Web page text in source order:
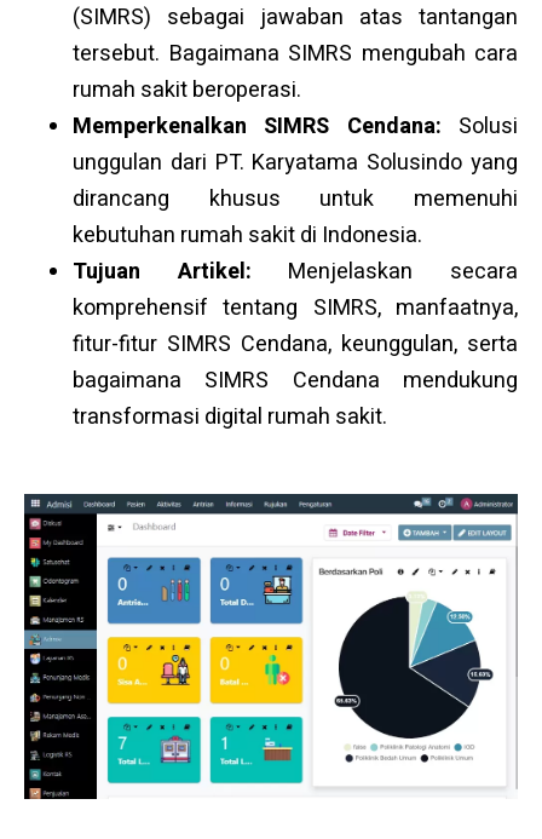
(SIMRS) sebagai jawaban atas tantangan
tersebut. Bagaimana SIMRS mengubah cara
rumah sakit beroperasi.
Memperkenalkan SIMRS Cendana: Solusi
unggulan dari PT. Karyatama Solusindo yang
dirancang khusus untuk memenuhi
kebutuhan rumah sakit di Indonesia.
Tujuan Artikel: Menjelaskan secara
komprehensif tentang SIMRS, manfaatnya,
fitur-fitur SIMRS Cendana, keunggulan, serta
bagaimana SIMRS Cendana mendukung
transformasi digital rumah sakit.